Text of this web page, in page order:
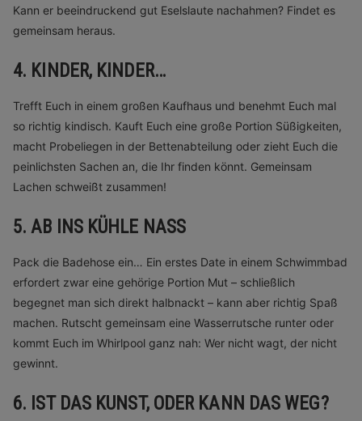
Kann er beeindruckend gut Eselslaute nachahmen? Findet es
gemeinsam heraus.
4. KINDER, KINDER…
Trefft Euch in einem großen Kaufhaus und benehmt Euch mal
so richtig kindisch. Kauft Euch eine große Portion Süßigkeiten,
macht Probeliegen in der Bettenabteilung oder zieht Euch die
peinlichsten Sachen an, die Ihr finden könnt. Gemeinsam
Lachen schweißt zusammen!
5. AB INS KÜHLE NASS
Pack die Badehose ein… Ein erstes Date in einem Schwimmbad
erfordert zwar eine gehörige Portion Mut – schließlich
begegnet man sich direkt halbnackt – kann aber richtig Spaß
machen. Rutscht gemeinsam eine Wasserrutsche runter oder
kommt Euch im Whirlpool ganz nah: Wer nicht wagt, der nicht
gewinnt.
6. IST DAS KUNST, ODER KANN DAS WEG?